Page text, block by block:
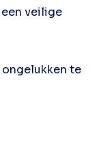
een veilige
te